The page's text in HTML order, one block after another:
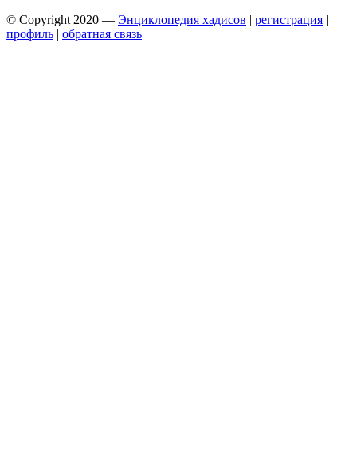
© Copyright 2020 — Энциклопедия хадисов | регистрация |
профиль | обратная связь